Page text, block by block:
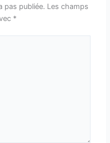
pas publiée. Les champs
*